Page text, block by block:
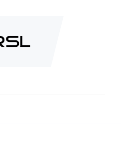
– bestel de RSL Vortex